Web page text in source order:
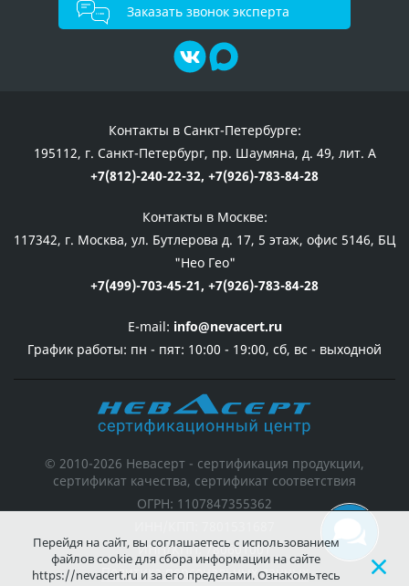
Заказать звонок эксперта
Контакты в Санкт-Петербурге:
195112, г. Санкт-Петербург, пр. Шаумяна, д. 49, лит. А
+7(812)-240-22-32, +7(926)-783-84-28
Контакты в Москве:
117342, г. Москва, ул. Бутлерова д. 17, 5 этаж, офис 5146, БЦ
"Нео Гео"
+7(499)-703-45-21, +7(926)-783-84-28
E-mail: info@nevacert.ru
График работы: пн - пят: 10:00 - 19:00, сб, вс - выходной
© 2010-2026 Невасерт - сертификация продукции,
сертификат качества, сертификат соответствия
ОГРН: 1107847355362
ИНН/КПП: 780601001
Политика персональных данных
Перейдя на сайт, вы соглашаетесь с использованием
файлов cookie для сбора информации на сайте
https://nevacert.ru и за его пределами. Ознакомьтесь